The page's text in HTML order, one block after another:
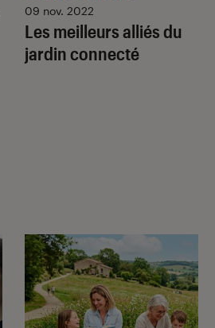
Les meilleurs alliés du
jardin connecté
09 nov. 2022